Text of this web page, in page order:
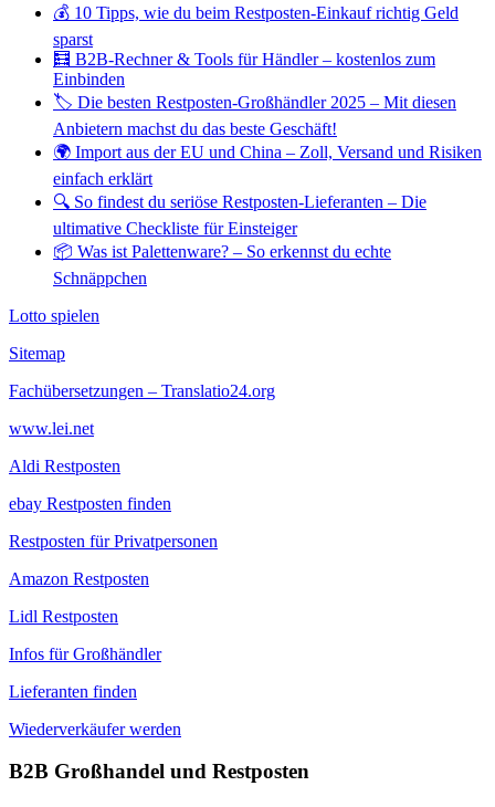
💰 10 Tipps, wie du beim Restposten-Einkauf richtig Geld
sparst
🧮 B2B-Rechner & Tools für Händler – kostenlos zum
Einbinden
🏷️ Die besten Restposten-Großhändler 2025 – Mit diesen
Anbietern machst du das beste Geschäft!
🌍 Import aus der EU und China – Zoll, Versand und Risiken
einfach erklärt
🔍 So findest du seriöse Restposten-Lieferanten – Die
ultimative Checkliste für Einsteiger
📦 Was ist Palettenware? – So erkennst du echte
Schnäppchen
Lotto spielen
Sitemap
Fachübersetzungen – Translatio24.org
www.lei.net
Aldi Restposten
ebay Restposten finden
Restposten für Privatpersonen
Amazon Restposten
Lidl Restposten
Infos für Großhändler
Lieferanten finden
Wiederverkäufer werden
B2B Großhandel und Restposten